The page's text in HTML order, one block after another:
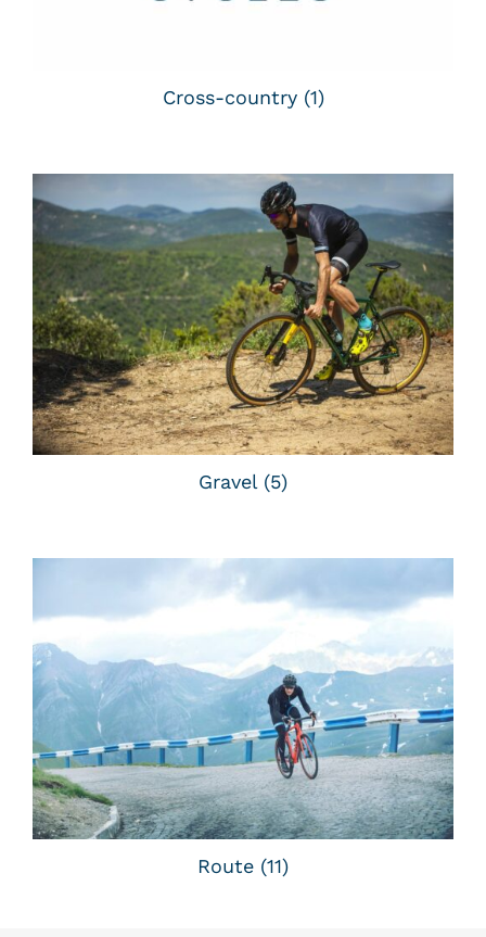
Cross-country (1)
Gravel (5)
Route (11)